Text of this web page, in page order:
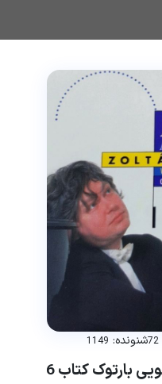
72شنونده: 1149